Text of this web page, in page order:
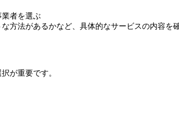
者を選ぶ
方法があるかなど、具体的なサービスの内容を
が重要です。